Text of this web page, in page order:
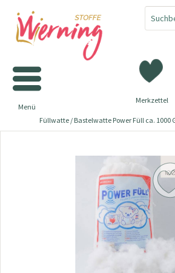
Merkzettel
Menü
Füllwatte / Bastelwatte Power Füll ca. 1000